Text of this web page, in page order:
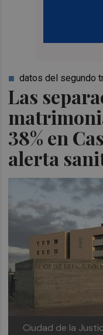
Las
38% en
alerta
datos del segundo
Ciudad de la